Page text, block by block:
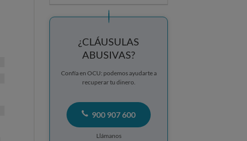
¿CLÁUSULAS
ABUSIVAS?
Confía en OCU: podemos ayudarte a
recuperar tu dinero.
900 907 600
Llámanos